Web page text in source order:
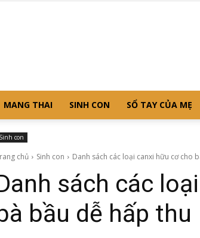
MANG THAI SINH CON SỔ TAY CỦA MẸ
Sinh con
chủ Sinh con Danh sách các loại canxi hữu cơ cho
sách các
bầu dễ hấp thu